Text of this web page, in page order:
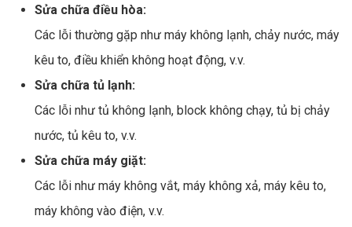
Sửa chữa điều hòa:
Các lỗi thường gặp như máy không lạnh, chảy nước, máy
kêu to, điều khiển không hoạt động, v.v.
Sửa chữa tủ lạnh:
Các lỗi như tủ không lạnh, block không chạy, tủ bị chảy
nước, tủ kêu to, v.v.
Sửa chữa máy giặt:
Các lỗi như máy không vắt, máy không xả, máy kêu to,
máy không vào điện, v.v.